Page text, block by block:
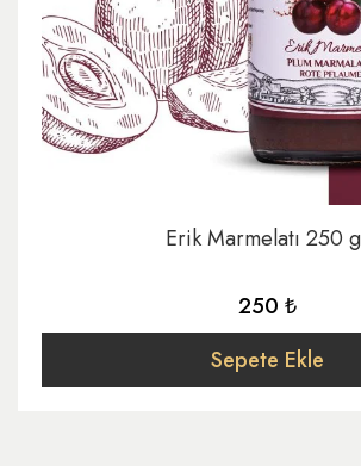
Erik Marmelatı 250
250 ₺
Sepete Ekle